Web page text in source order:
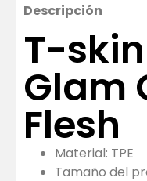
Descripción
T-
Glam
Flesh
Material: TPE
Tamaño del